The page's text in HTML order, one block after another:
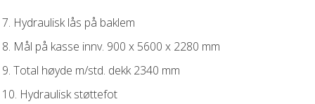
7. Hydraulisk lås på baklem
8. Mål på kasse innv. 900 x 5600 x 2280 mm
9. Total høyde m/std. dekk 2340 mm
10. Hydraulisk støttefot